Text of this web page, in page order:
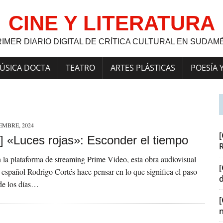
CINE Y LITERATURA
DIARIO DIGITAL DE CRÍTICA CULTURAL EN
DOCTA TEATRO ARTES PLÁSTICAS POESÍA
2024
«Luces rojas»: Esconder el tiempo
plataforma de streaming Prime Video, esta obra audiovisual
Rodrigo Cortés hace pensar en lo que significa el paso
los días…